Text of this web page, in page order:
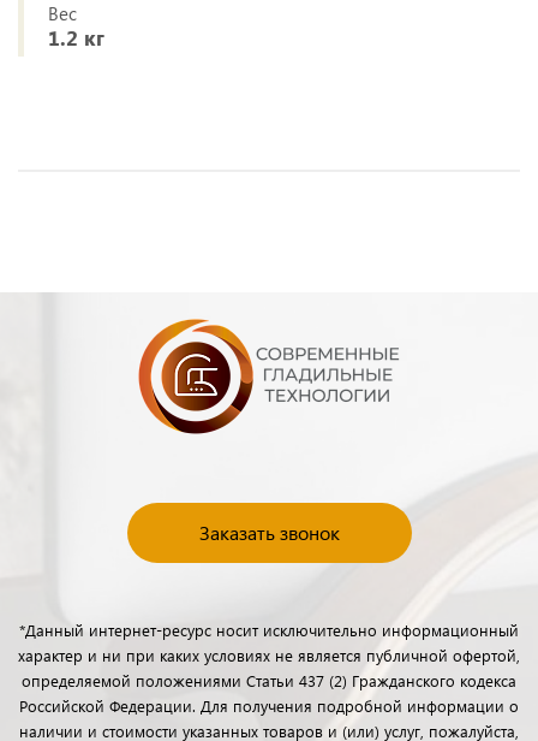
Вес
1.2 кг
Заказать звонок
*Данный интернет-ресурс носит исключительно информационный
характер и ни при каких условиях не является публичной офертой,
определяемой положениями Статьи 437 (2) Гражданского кодекса
Российской Федерации. Для получения подробной информации о
наличии и стоимости указанных товаров и (или) услуг, пожалуйста,